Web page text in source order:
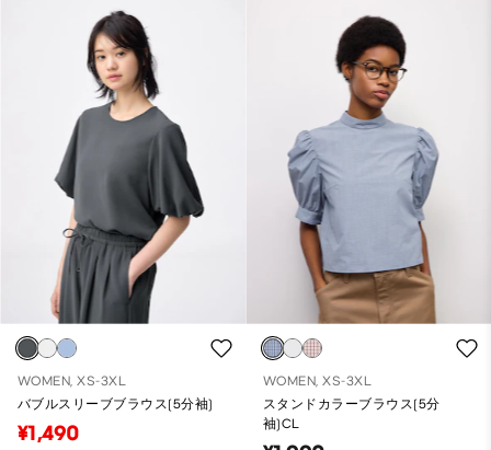
WOMEN, XS-3XL
バブルスリーブブラウス(5分袖)
¥1,490
WOMEN, XS-3XL
スタンドカラーブラウス(5分
袖)CL